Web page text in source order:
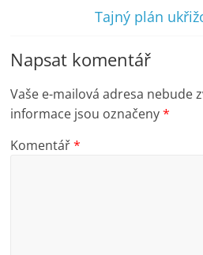
Tajný plán
Napsat komentář
Vaše e-mailová adresa nebude
informace jsou označeny*
Komentář*